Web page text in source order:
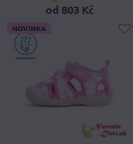
od 803 Kč
NOVINKA